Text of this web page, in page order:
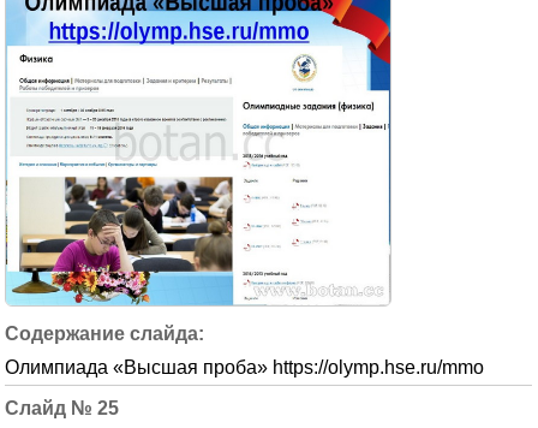
Олимпиада «Высшая проба» https://olymp.hse.ru/mmo
25